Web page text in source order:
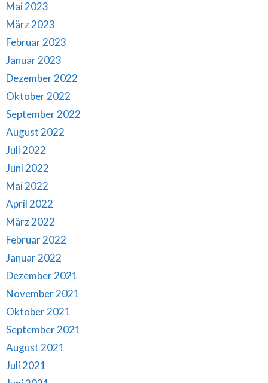
Mai 2023
März 2023
Februar 2023
Januar 2023
Dezember 2022
Oktober 2022
September 2022
August 2022
Juli 2022
Juni 2022
Mai 2022
April 2022
März 2022
Februar 2022
Januar 2022
Dezember 2021
November 2021
Oktober 2021
September 2021
August 2021
Juli 2021